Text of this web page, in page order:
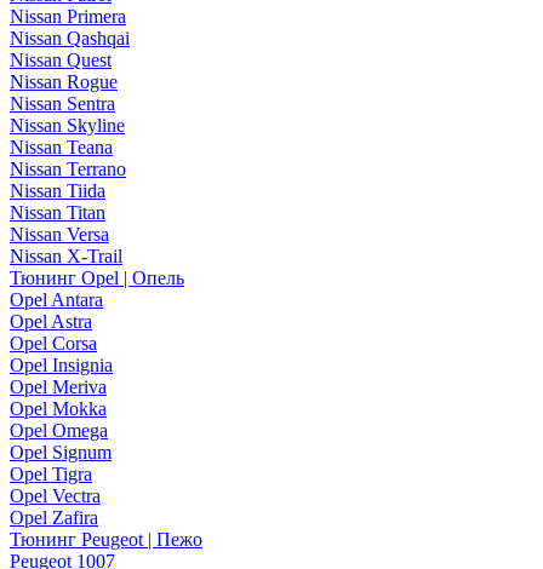
Nissan Primera
Nissan Qashqai
Nissan Quest
Nissan Rogue
Nissan Sentra
Nissan Skyline
Nissan Teana
Nissan Terrano
Nissan Tiida
Nissan Titan
Nissan Versa
Nissan X-Trail
Тюнинг Opel | Опель
Opel Antara
Opel Astra
Opel Corsa
Opel Insignia
Opel Meriva
Opel Mokka
Opel Omega
Opel Signum
Opel Tigra
Opel Vectra
Opel Zafira
Тюнинг Peugeot | Пежо
Peugeot 1007